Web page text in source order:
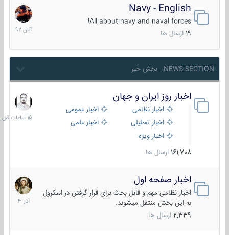
Navy - English
All about navy and naval forces!
ارسال ها
22
آبان
1392
NEWS SECTION - بخش خبر
اخبار روز ایران و جهان
اخبار نظامی
اخبار عمومی
اخبار تحلیلی
اخبار علمی
اخبار ویژه
161,708 ارسال ها
15
ساعات
قبل
اخبار صفحه اول
اخبار نظامی مهم و قابل بحث برای قرار گرفتن در اسکرول
به این بخش منتقل میشوند.
2,339 ارسال ها
7
آذر
1403